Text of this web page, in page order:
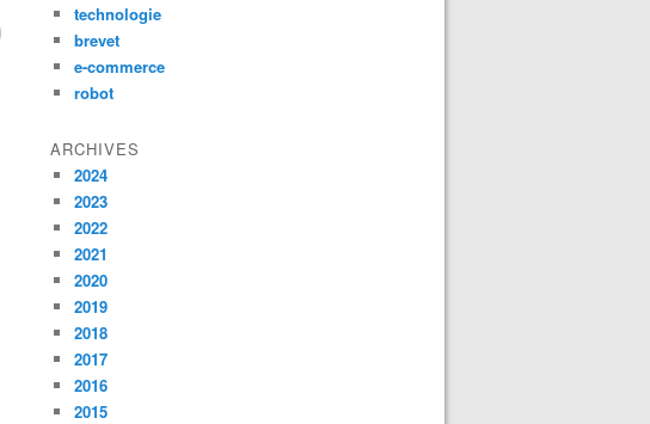
technologie
brevet
e-commerce
robot
ARCHIVES
2024
2023
2022
2021
2020
2019
2018
2017
2016
2015